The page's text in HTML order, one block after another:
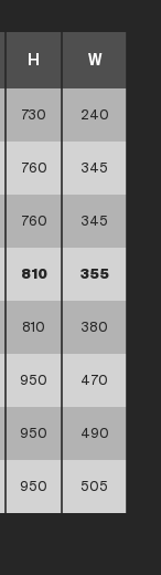
H W
730 240
760 345
760 345
810 355
810 380
950 470
950 490
950 505